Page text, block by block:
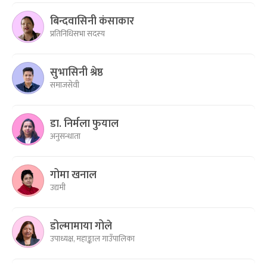
बिन्दवासिनी कंसाकार
प्रतिनिधिसभा सदस्य
सुभासिनी श्रेष्ठ
समाजसेवी
डा. निर्मला फुयाल
अनुसन्धाता
गोमा खनाल
उद्यमी
डोल्मामाया गोले
उपाध्यक्ष, महाङ्काल गाउँपालिका